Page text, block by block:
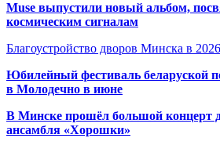
Muse выпустили новый альбом,
космическим сигналам
Благоустройство дворов Минска в
Юбилейный фестиваль беларуской
в Молодечно в июне
В Минске прошёл большой концерт
ансамбля «Хорошки»